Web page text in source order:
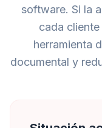
software. Si la
cada
herramienta
documental y